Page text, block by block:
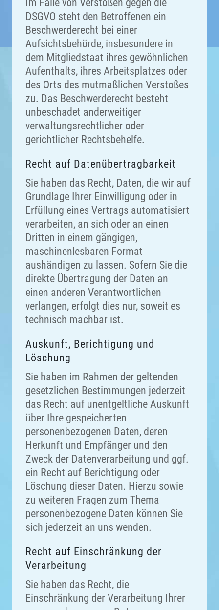
Im Falle von Verstößen gegen die
DSGVO steht den Betroffenen ein
Beschwerderecht bei einer
Aufsichtsbehörde, insbesondere in
dem Mitgliedstaat ihres gewöhnlichen
Aufenthalts, ihres Arbeitsplatzes oder
des Orts des mutmaßlichen Verstoßes
zu. Das Beschwerderecht besteht
unbeschadet anderweitiger
verwaltungsrechtlicher oder
gerichtlicher Rechtsbehelfe.
Recht auf Daten­übertrag­barkeit
Sie haben das Recht, Daten, die wir auf
Grundlage Ihrer Einwilligung oder in
Erfüllung eines Vertrags automatisiert
verarbeiten, an sich oder an einen
Dritten in einem gängigen,
maschinenlesbaren Format
aushändigen zu lassen. Sofern Sie die
direkte Übertragung der Daten an
einen anderen Verantwortlichen
verlangen, erfolgt dies nur, soweit es
technisch machbar ist.
Auskunft, Berichtigung und
Löschung
Sie haben im Rahmen der geltenden
gesetzlichen Bestimmungen jederzeit
das Recht auf unentgeltliche Auskunft
über Ihre gespeicherten
personenbezogenen Daten, deren
Herkunft und Empfänger und den
Zweck der Datenverarbeitung und ggf.
ein Recht auf Berichtigung oder
Löschung dieser Daten. Hierzu sowie
zu weiteren Fragen zum Thema
personenbezogene Daten können Sie
sich jederzeit an uns wenden.
Recht auf Einschränkung der
Verarbeitung
Sie haben das Recht, die
Einschränkung der Verarbeitung Ihrer